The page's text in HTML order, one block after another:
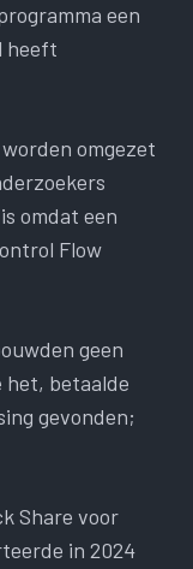
een
heeft
omgezet
omdat een
Flow
geen
het, betaalde
gevonden;
Share voor
in 2024